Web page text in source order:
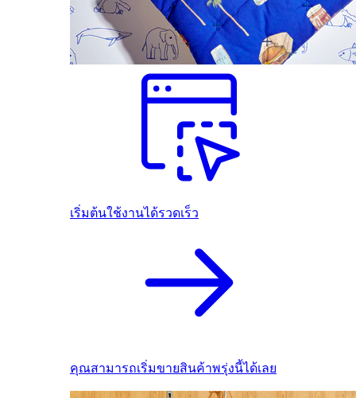
เริ่มต้นใช้งานได้รวดเร็ว
คุณสามารถเริ่มขายสินค้าพรุ่งนี้ได้เลย